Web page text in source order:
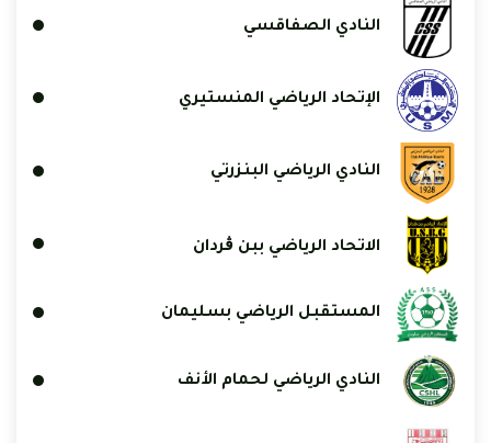
النادي الصفاقسي
الإتحاد الرياضي المنستيري
النادي الرياضي البنزرتي
الاتحاد الرياضي ببن ڨردان
المستقبل الرياضي بسليمان
النادي الرياضي لحمام الأنف